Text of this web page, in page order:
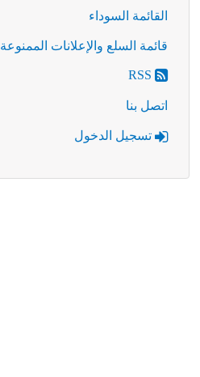
القائمة السوداء
قائمة السلع والإعلانات الممنوعة
RSS
اتصل بنا
تسجيل الدخول